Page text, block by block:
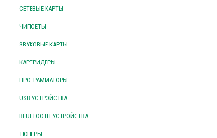
СЕТЕВЫЕ КАРТЫ
ЧИПСЕТЫ
ЗВУКОВЫЕ КАРТЫ
КАРТРИДЕРЫ
ПРОГРАММАТОРЫ
USB УСТРОЙСТВА
BLUETOOTH УСТРОЙСТВА
ТЮНЕРЫ